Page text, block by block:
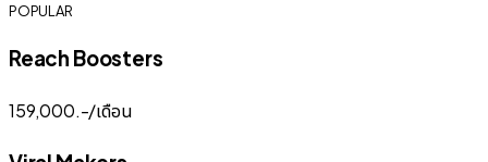
POPULAR
Reach Boosters
159,000.-/เดือน